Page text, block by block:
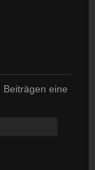
eine